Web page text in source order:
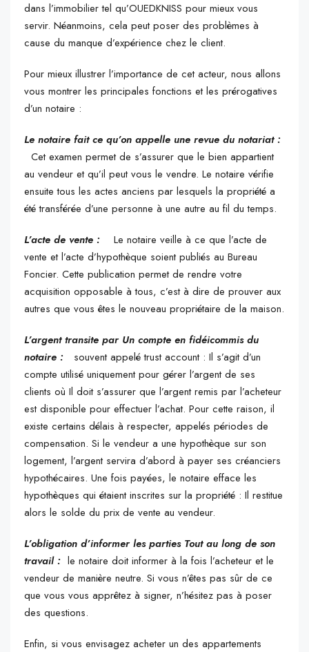
dans l’immobilier tel qu’OUEDKNISS pour mieux vous
servir. Néanmoins, cela peut poser des problèmes à
cause du manque d’expérience chez le client.
Pour mieux illustrer l’importance de cet acteur, nous allons
vous montrer les principales fonctions et les prérogatives
d’un notaire :
Le notaire fait ce qu’on appelle une revue du notariat :
Cet examen permet de s’assurer que le bien appartient
au vendeur et qu’il peut vous le vendre. Le notaire vérifie
ensuite tous les actes anciens par lesquels la propriété a
été transférée d’une personne à une autre au fil du temps.
L’acte de vente : Le notaire veille à ce que l’acte de
vente et l’acte d’hypothèque soient publiés au Bureau
Foncier. Cette publication permet de rendre votre
acquisition opposable à tous, c’est à dire de prouver aux
autres que vous êtes le nouveau propriétaire de la maison.
L’argent transite par Un compte en fidéicommis du
notaire : souvent appelé trust account : Il s’agit d’un
compte utilisé uniquement pour gérer l’argent de ses
clients où Il doit s’assurer que l’argent remis par l’acheteur
est disponible pour effectuer l’achat. Pour cette raison, il
existe certains délais à respecter, appelés périodes de
compensation. Si le vendeur a une hypothèque sur son
logement, l’argent servira d’abord à payer ses créanciers
hypothécaires. Une fois payées, le notaire efface les
hypothèques qui étaient inscrites sur la propriété : Il restitue
alors le solde du prix de vente au vendeur.
L’obligation d’informer les parties Tout au long de son
travail : le notaire doit informer à la fois l’acheteur et le
vendeur de manière neutre. Si vous n’êtes pas sûr de ce
que vous vous apprêtez à signer, n’hésitez pas à poser
des questions.
Enfin, si vous envisagez acheter un des appartements